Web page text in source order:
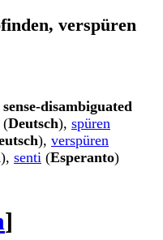
verspüren
disambiguated
(Deutsch), spüren
), verspüren
), senti (Esperanto)
]